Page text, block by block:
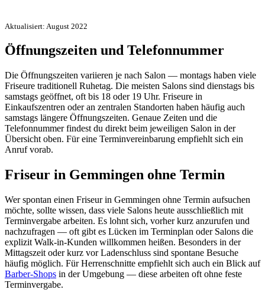
Aktualisiert: August 2022
Öffnungszeiten und Telefonnummer
Die Öffnungszeiten variieren je nach Salon — montags haben viele
Friseure traditionell Ruhetag. Die meisten Salons sind dienstags bis
samstags geöffnet, oft bis 18 oder 19 Uhr. Friseure in
Einkaufszentren oder an zentralen Standorten haben häufig auch
samstags längere Öffnungszeiten. Genaue Zeiten und die
Telefonnummer findest du direkt beim jeweiligen Salon in der
Übersicht oben. Für eine Terminvereinbarung empfiehlt sich ein
Anruf vorab.
Friseur in Gemmingen ohne Termin
Wer spontan einen Friseur in Gemmingen ohne Termin aufsuchen
möchte, sollte wissen, dass viele Salons heute ausschließlich mit
Terminvergabe arbeiten. Es lohnt sich, vorher kurz anzurufen und
nachzufragen — oft gibt es Lücken im Terminplan oder Salons die
explizit Walk-in-Kunden willkommen heißen. Besonders in der
Mittagszeit oder kurz vor Ladenschluss sind spontane Besuche
häufig möglich. Für Herrenschnitte empfiehlt sich auch ein Blick auf
Barber-Shops in der Umgebung — diese arbeiten oft ohne feste
Terminvergabe.